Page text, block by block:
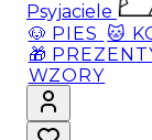
Psyjaciele
🐶 PIES 🐱
🎁
WZORY